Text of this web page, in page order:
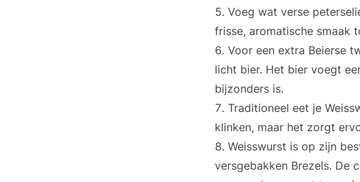
Voeg wat verse
frisse, aromatische smaak
Voor een extra Beierse
licht bier. Het bier voegt
bijzonders is.
Traditioneel eet je
klinken, maar het zorgt
Weisswurst is op zijn
versgebakken Brezels. De